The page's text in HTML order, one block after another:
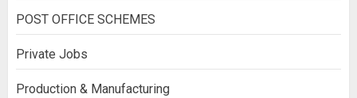
POST OFFICE SCHEMES
Private Jobs
Production & Manufacturing